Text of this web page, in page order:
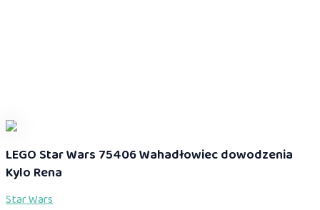
LEGO Star Wars 75406 Wahadłowiec dowodzenia
Kylo Rena
Star Wars